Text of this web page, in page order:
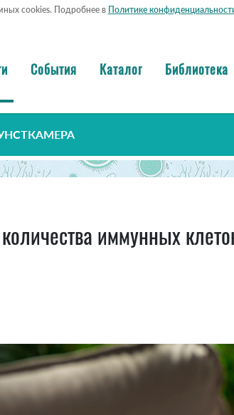
cookies. Подробнее в Политике
События Каталог Библиотека
иммунных